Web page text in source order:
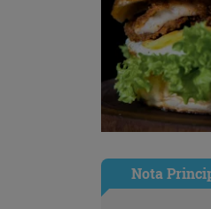
Nota